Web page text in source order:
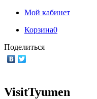
Мой кабинет
Корзина0
Поделиться
VisitTyumen